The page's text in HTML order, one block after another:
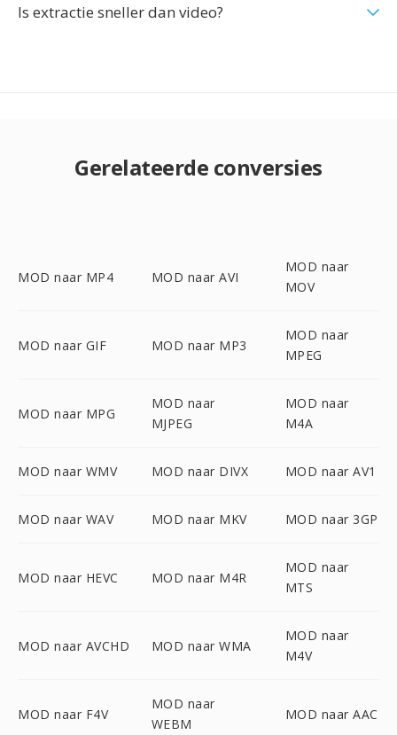
Is extractie sneller dan video?
Gerelateerde conversies
MOD naar MP4 MOD naar AVI
MOD naar
MOV
MOD naar GIF MOD naar MP3
MOD naar
MPEG
MOD naar MPG
MOD naar
MJPEG
MOD naar
M4A
MOD naar WMV MOD naar DIVX MOD naar AV1
MOD naar WAV MOD naar MKV MOD naar 3GP
MOD naar HEVC MOD naar M4R
MOD naar
MTS
MOD naar AVCHD MOD naar WMA
MOD naar
M4V
MOD naar F4V
MOD naar
WEBM
MOD naar AAC